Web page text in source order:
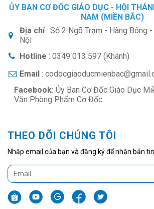
ỦY BAN CƠ ĐỐC GIÁO DỤC - HỘI
NAM (MIỀN BẮC)
Địa chỉ : Số 2 Ngõ Trạm - Hàng Bông
Nội
Hotline : 0349 013 597 (Khánh)
Email :
Facebook: Ủy Ban Cơ Đốc Giáo Dục
Văn Phòng Phẩm Cơ Đốc
THEO DÕI CHÚNG TÔI
Nhập email của bạn và đăng ký để nhận bản